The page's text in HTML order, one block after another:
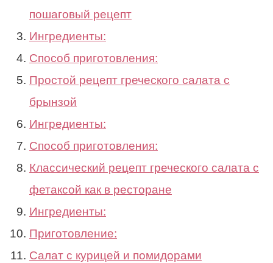
пошаговый рецепт
Ингредиенты:
Способ приготовления:
Простой рецепт греческого салата с
брынзой
Ингредиенты:
Способ приготовления:
Классический рецепт греческого салата с
фетаксой как в ресторане
Ингредиенты:
Приготовление:
Салат с курицей и помидорами